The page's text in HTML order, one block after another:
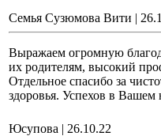
Семья Сузюмова Вити |
Выражаем огромную
их родителям, высокий
Отдельное спасибо за
здоровья. Успехов в
Юсупова | 26.10.22